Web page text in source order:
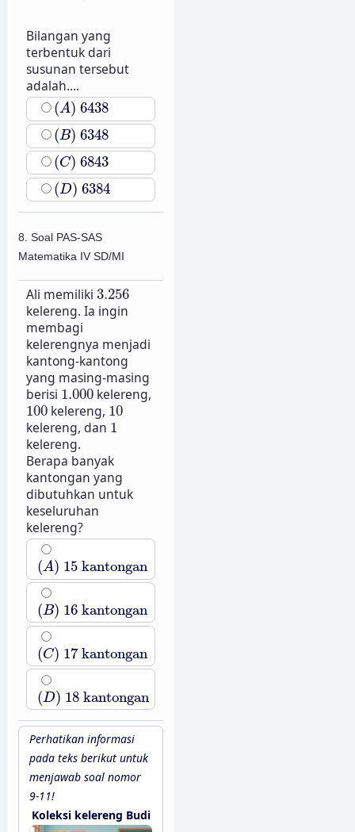
Bilangan yang
terbentuk dari
susunan tersebut
adalah....
(A) 6438
(A)6438
(B) 6348
(B)6348
(C) 6843
(C)6843
(D) 6384
(D)6384
8. Soal PAS-SAS
Matematika IV SD/MI
Ali memiliki 3.256
3.256
kelereng. Ia ingin
membagi
kelerengnya menjadi
kantong-kantong
yang masing-masing
berisi 1.000
1.000kelereng,
100
100kelereng, 10
10
kelereng, dan 1
1
kelereng.
Berapa banyak
kantongan yang
dibutuhkan untuk
keseluruhan
kelereng?
(A) 15 kantongan
(A) 15 kantongan
(B) 16 kantongan
(B) 16 kantongan
(C) 17 kantongan
(C) 17 kantongan
(D) 18 kantongan
(D) 18 kantongan
Perhatikan informasi
pada teks berikut untuk
menjawab soal nomor
9-11!
Koleksi kelereng Budi